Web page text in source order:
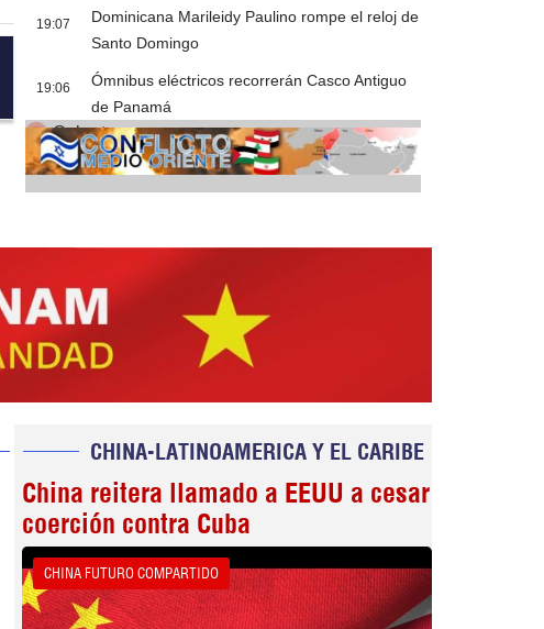
19:07
Dominicana Marileidy Paulino rompe el reloj de
Santo Domingo
19:06
Ómnibus eléctricos recorrerán Casco Antiguo
de Panamá
Cobertura
CHINA-LATINOAMERICA Y EL CARIBE
China reitera llamado a EEUU a cesar
coerción contra Cuba
CHINA FUTURO COMPARTIDO